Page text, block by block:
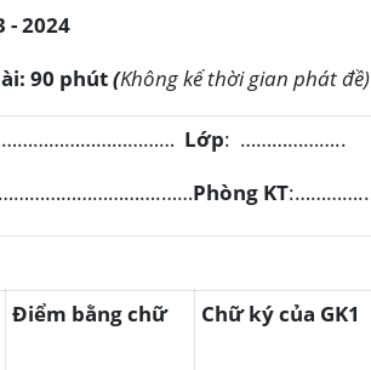
- 2024
ài: 90 phút(Không kể thời gian phát đề)
Lớp: ………………..
Phòng KT:…………..
Điểm bằng chữ Chữ ký của GK1